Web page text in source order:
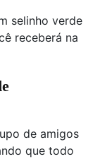
selinho verde
receberá na
de amigos
que todo